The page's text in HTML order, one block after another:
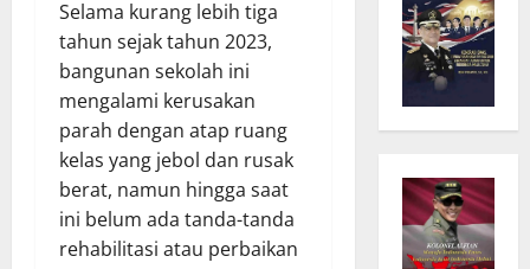
Selama kurang lebih tiga
tahun sejak tahun 2023,
bangunan sekolah ini
mengalami kerusakan
parah dengan atap ruang
kelas yang jebol dan rusak
berat, namun hingga saat
ini belum ada tanda-tanda
rehabilitasi atau perbaikan